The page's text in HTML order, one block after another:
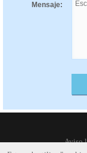
Mensaje:
Aviso